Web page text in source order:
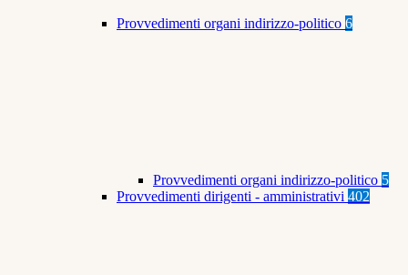
Provvedimenti organi indirizzo-politico 6
Provvedimenti organi indirizzo-politico 5
Provvedimenti dirigenti - amministrativi 402